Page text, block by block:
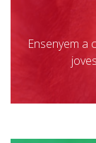
Ensenyem a